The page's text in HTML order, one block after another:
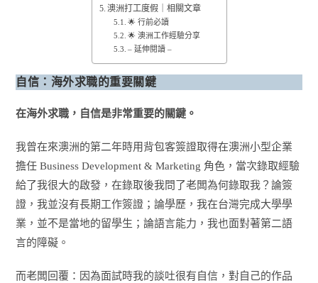
澳洲打工度假｜相關文章
🌟 行前必讀
🌟 澳洲工作經驗分享
– 延伸閱讀 –
自信：海外求職的重要關鍵
在海外求職，自信是非常重要的關鍵。
我曾在來澳洲的第二年時用背包客簽證取得在澳洲小型企業
擔任 Business Development & Marketing 角色，當次錄取經驗
給了我很大的啟發，在錄取後我問了老闆為何錄取我？論簽
證，我並沒有長期工作簽證；論學歷，我在台灣完成大學學
業，並不是當地的留學生；論語言能力，我也面對著第二語
言的障礙。
而老闆回覆：因為面試時我的談吐很有自信，對自己的作品